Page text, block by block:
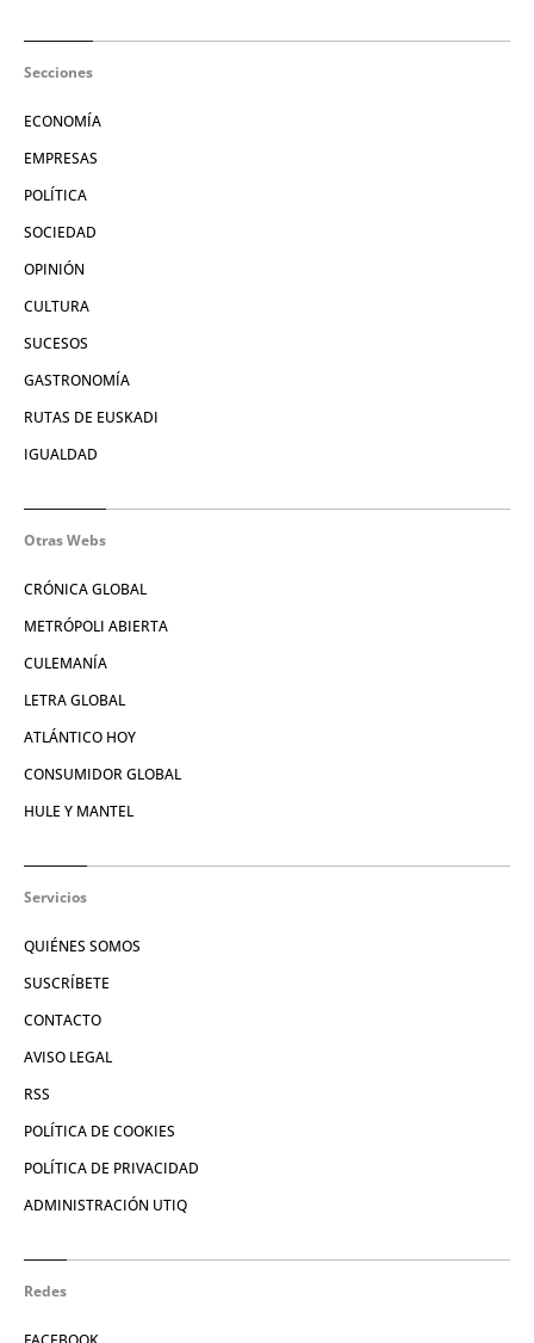
Secciones
ECONOMÍA
EMPRESAS
POLÍTICA
SOCIEDAD
OPINIÓN
CULTURA
SUCESOS
GASTRONOMÍA
RUTAS DE EUSKADI
IGUALDAD
Otras Webs
CRÓNICA GLOBAL
METRÓPOLI ABIERTA
CULEMANÍA
LETRA GLOBAL
ATLÁNTICO HOY
CONSUMIDOR GLOBAL
HULE Y MANTEL
Servicios
QUIÉNES SOMOS
SUSCRÍBETE
CONTACTO
AVISO LEGAL
RSS
POLÍTICA DE COOKIES
POLÍTICA DE PRIVACIDAD
ADMINISTRACIÓN UTIQ
Redes